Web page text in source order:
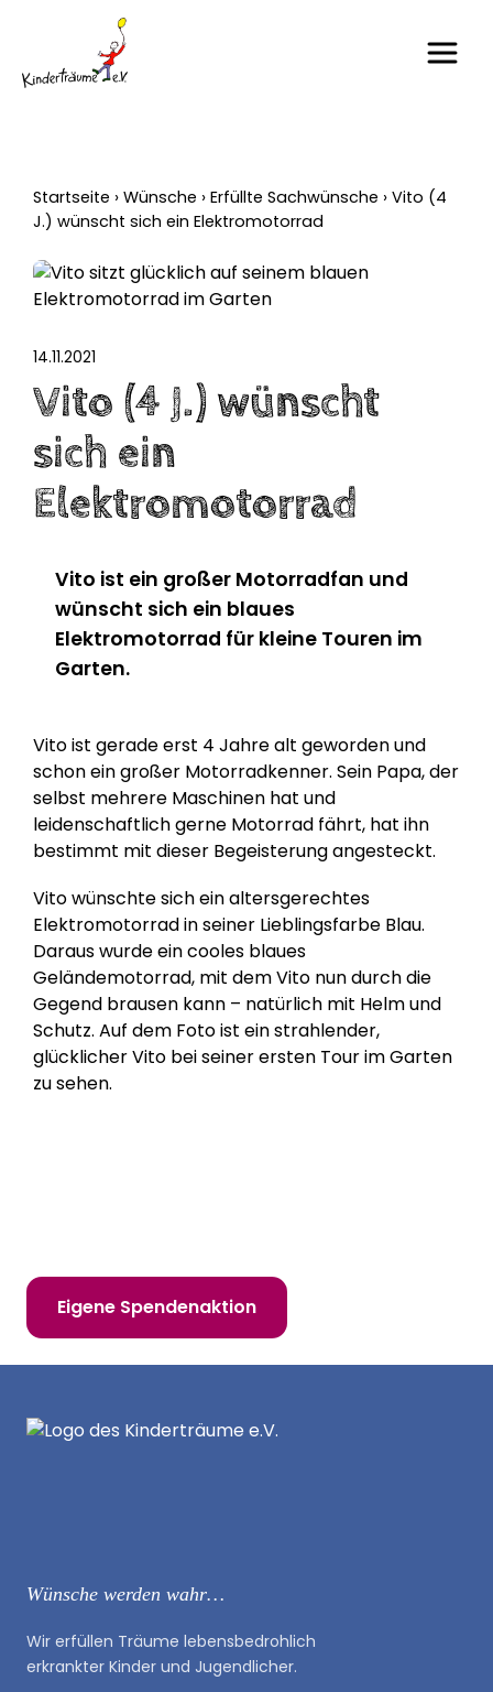
Startseite › Wünsche › Erfüllte Sachwünsche › Vito (4
J.) wünscht sich ein Elektromotorrad
14.11.2021
Vito (4 J.) wünscht
sich ein
Elektromotorrad
Vito ist ein großer Motorradfan und
wünscht sich ein blaues
Elektromotorrad für kleine Touren im
Garten.
Vito ist gerade erst 4 Jahre alt geworden und
schon ein großer Motorradkenner. Sein Papa, der
selbst mehrere Maschinen hat und
leidenschaftlich gerne Motorrad fährt, hat ihn
bestimmt mit dieser Begeisterung angesteckt.
Vito wünschte sich ein altersgerechtes
Elektromotorrad in seiner Lieblingsfarbe Blau.
Daraus wurde ein cooles blaues
Geländemotorrad, mit dem Vito nun durch die
Gegend brausen kann – natürlich mit Helm und
Schutz. Auf dem Foto ist ein strahlender,
glücklicher Vito bei seiner ersten Tour im Garten
zu sehen.
Eigene Spendenaktion
Wünsche werden wahr…
Wir erfüllen Träume lebensbedrohlich
erkrankter Kinder und Jugendlicher.